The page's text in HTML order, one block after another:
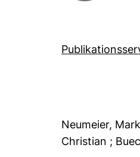
Neumeier,
Christian ;